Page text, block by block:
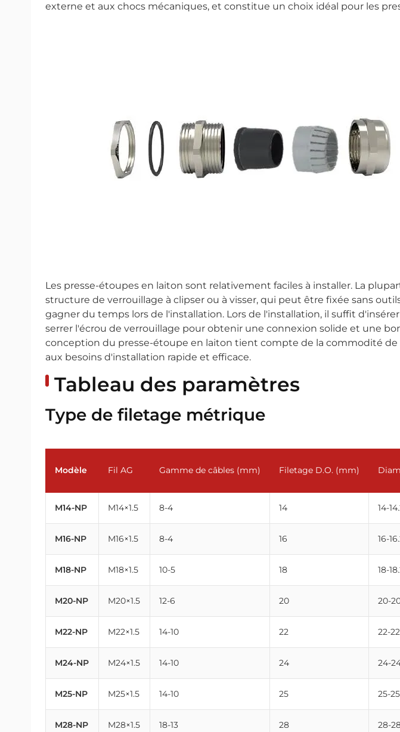
externe et aux chocs mécaniques, et constitue un choix idéal pour les
Les presse-étoupes en laiton sont relativement faciles à installer. La
structure de verrouillage à clipser ou à visser, qui peut être fixée sans
gagner du temps lors de l'installation. Lors de l'installation, il suffit
serrer l'écrou de verrouillage pour obtenir une connexion solide et une
conception du presse-étoupe en laiton tient compte de la commodité
aux besoins d'installation rapide et efficace.
Tableau des paramètres
Type de filetage métrique
Modèle Fil AG Gamme de câbles (mm) Filetage D.O. (mm)
M14-NP M14×1.5 8-4 14 14-
M16-NP M16×1.5 8-4 16 16-
M18-NP M18×1.5 10-5 18 18-
M20-NP M20×1.5 12-6 20 20-
M22-NP M22×1.5 14-10 22 22-
M24-NP M24×1.5 14-10 24 24-
M25-NP M25×1.5 14-10 25 25-
M28-NP M28×1.5 18-13 28 28-